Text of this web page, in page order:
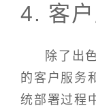
4. 客
除了出
的客户服务
统部署过程